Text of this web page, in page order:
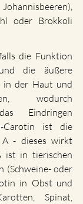
oder Brokkoli
die Funktion
die äußere
in der Haut und
wodurch
Eindringen
Carotin ist die
- dieses wirkt
ist in tierischen
(Schweine- oder
in Obst und
Spinat,